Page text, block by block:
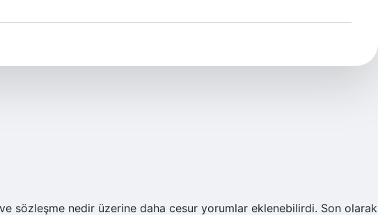
sözleşme nedir üzerine daha cesur yorumlar eklenebilirdi. Son olarak